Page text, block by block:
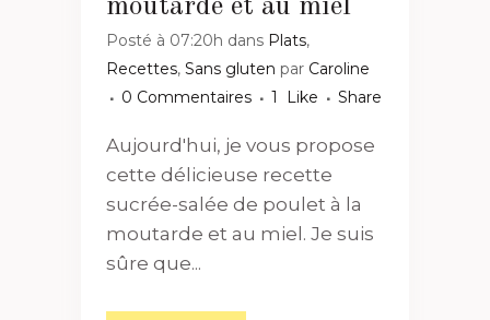
moutarde et au miel
Posté à 07:20h dans Plats,
Recettes, Sans gluten par Caroline
0 Commentaires
1 Like Share
Aujourd'hui, je vous propose
cette délicieuse recette
sucrée-salée de poulet à la
moutarde et au miel. Je suis
sûre que...